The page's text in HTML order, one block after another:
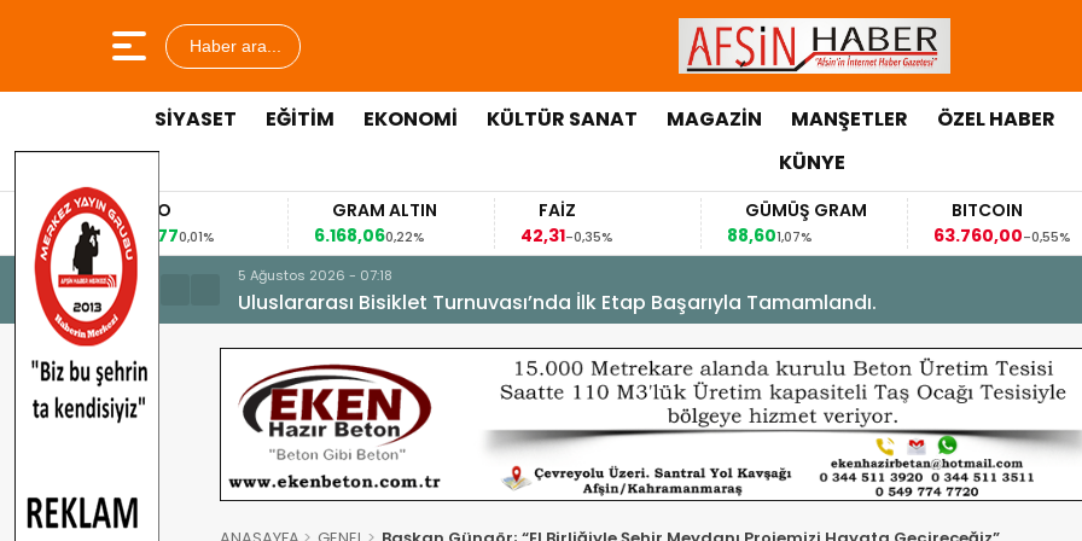
Haber ara...
SİYASET EĞİTİM EKONOMİ KÜLTÜR SANAT MAGAZİN MANŞETLER ÖZEL HABER
KÜNYE
EURO
53,84770,01%
GRAM ALTIN
6.168,060,22%
FAİZ
42,31
-0,35%
GÜMÜŞ GRAM
88,60
1,07%
BITCOIN
63.760,00-0,55%
5 Ağustos 2026 - 07:18
Uluslararası Bisiklet Turnuvası’nda İlk Etap Başarıyla Tamamlandı.